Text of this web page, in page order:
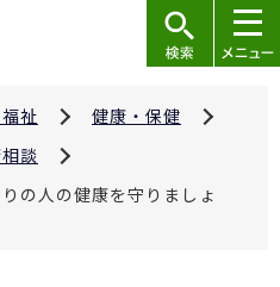
祉
健康・保健
談
の人の健康を守りましょ